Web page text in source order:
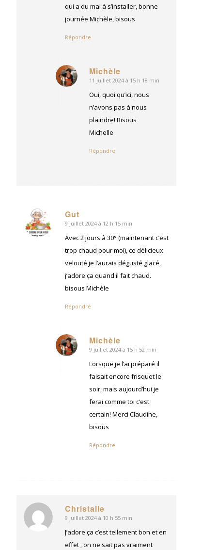
qui a du mal à s’installer, bonne
journée Michèle, bisous
Répondre
Michèle
dit
11 juillet 2024 à 15 h 18 min
Oui, quoi qu’ici, nous
n’avons pas à nous
plaindre! Bisous
Michelle
Répondre
Gut
dit
:
9 juillet 2024 à 12 h 15 min
Avec 2 jours à 30° (maintenant c’est
trop chaud pour moi), ce délicieux
velouté je l’aurais dégusté glacé,
j’adore ça quand il fait chaud.
bisous Michèle
Répondre
Michèle
dit
9 juillet 2024 à 15 h 52 min
Lorsque je l’ai préparé il
faisait encore frisquet le
soir, mais aujourd’hui je
ferai comme toi c’est
certain! Merci Claudine,
bisous
Répondre
Christalie
dit
:
9 juillet 2024 à 10 h 55 min
J’adore ça c’est tellement bon et en
effet , on ne sait pas vraiment